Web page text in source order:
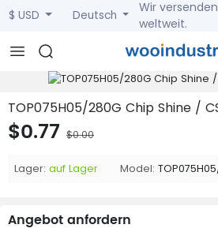
$ USD Deutsch
Wir versenden
weltweit.
TOP075H05/280G Chip Shine /
$0.77 $0.00
Lager: auf Lager Model:
Angebot anfordern